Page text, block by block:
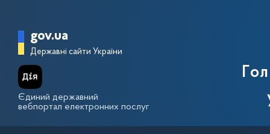
Головна сторінка Державної
gov.ua
Державні сайти України
Єдиний державний
вебпортал електронних послуг